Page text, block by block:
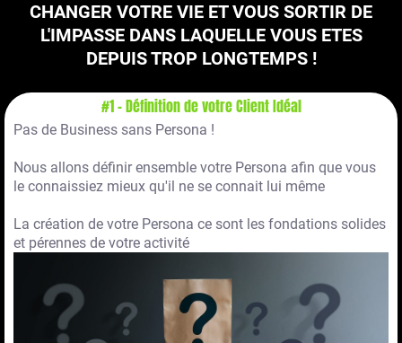
CHANGER VOTRE VIE ET VOUS SORTIR DE
L'IMPASSE DANS LAQUELLE VOUS ETES
DEPUIS TROP LONGTEMPS !
#1 - Définition de votre Client Idéal
Pas de Business sans Persona !
Nous allons définir ensemble votre Persona afin que vous
le connaissiez mieux qu'il ne se connait lui même
La création de votre Persona ce sont les fondations solides
et pérennes de votre activité